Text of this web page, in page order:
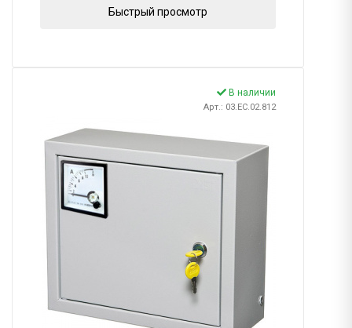
Быстрый просмотр
В наличии
Арт.: 03.EC.02.812